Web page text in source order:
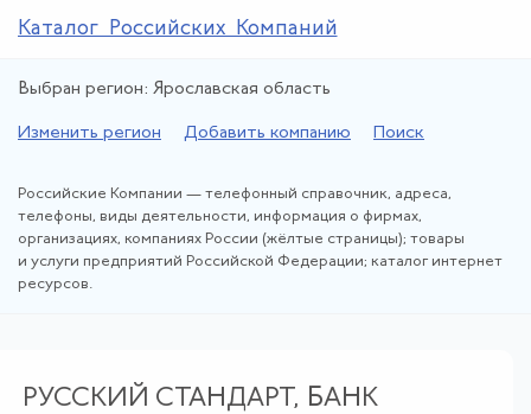
Каталог Российских Компаний
Выбран регион: Ярославская область
Изменить регион Добавить компанию Поиск
Российские Компании — телефонный справочник, адреса,
телефоны, виды деятельности, информация о фирмах,
организациях, компаниях России (жёлтые страницы); товары
и услуги предприятий Российской Федерации; каталог интернет
ресурсов.
РУССКИЙ СТАНДАРТ, БАНК